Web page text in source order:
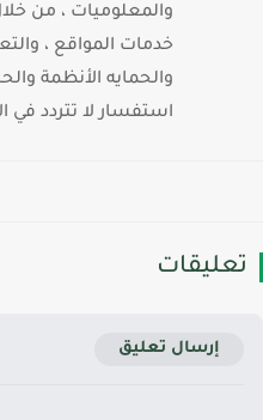
والمعلوميات ، من
خدمات المواقع ،
والحمايه الأنظمة
استفسار لا تتردد في
إرسال تعليق